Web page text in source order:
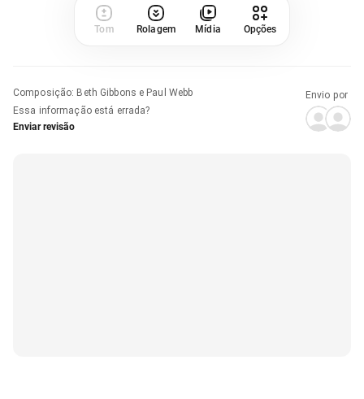
Tom Rolagem Mídia Opções
Composição: Beth Gibbons e Paul Webb
Essa informação está errada?
Enviar revisão
Envio por